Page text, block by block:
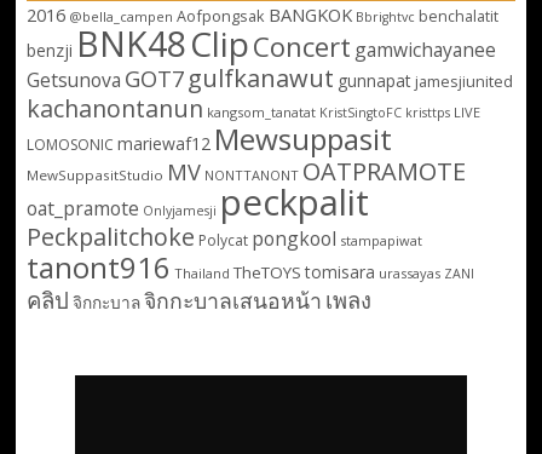
2016 @bella_campen Aofpongsak BANGKOK Bbrightvc benchalatit
benzji BNK48ClipConcert gamwichayanee
Getsunova GOT7 gulfkanawut gunnapat jamesjiunited
kachanontanun kangsom_tanatat KristSingtoFC kristtps LIVE
LOMOSONIC mariewaf12 Mewsuppasit
MewSuppasitStudio MV NONTTANONT OATPRAMOTE
oat_pramote Onlyjamesji peckpalit
Peckpalitchoke Polycat pongkool stampapiwat
tanont916 Thailand TheTOYS tomisara urassayas ZANI
คลิป จิกกะบาลจิกกะบาลเสนอหน้า เพลง